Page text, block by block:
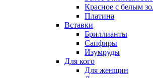
Красное с белым
Платина
Вставки
Бриллианты
Сапфиры
Изумруды
Для кого
Для женщин